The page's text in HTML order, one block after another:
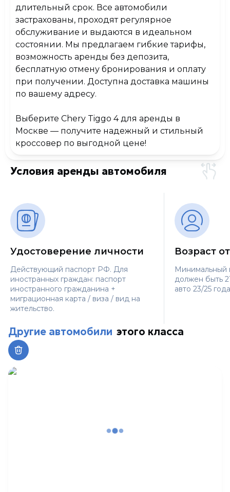
длительный срок. Все автомобили
застрахованы, проходят регулярное
обслуживание и выдаются в идеальном
состоянии. Мы предлагаем гибкие тарифы,
возможность аренды без депозита,
бесплатную отмену бронирования и оплату
при получении. Доступна доставка машины
по вашему адресу.
Выберите Chery Tiggo 4 для аренды в
Москве — получите надежный и стильный
кроссовер по выгодной цене!
Условия аренды автомобиля
Удостоверение личности
Действующий паспорт РФ. Для
иностранных граждан: паспорт
иностранного гражданина +
миграционная карта / виза / вид на
жительство.
Возраст
Минимальный
должен быть
авто 23/25
Другие автомобили этого класса